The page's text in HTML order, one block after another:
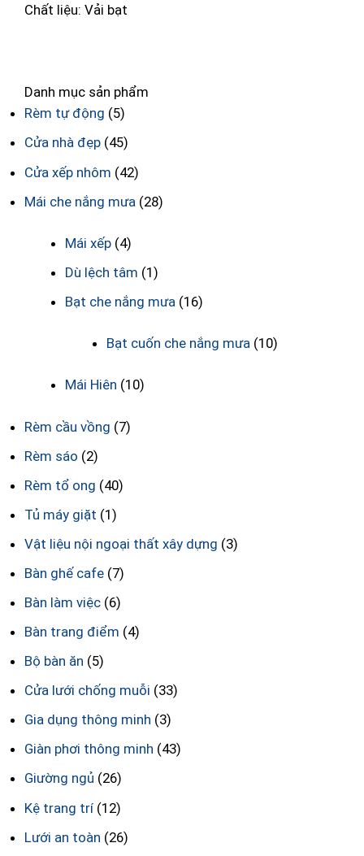
Chất liệu: Vải bạt
Danh mục sản phẩm
Rèm tự động (5)
Cửa nhà đẹp (45)
Cửa xếp nhôm (42)
Mái che nắng mưa (28)
Mái xếp (4)
Dù lệch tâm (1)
Bạt che nắng mưa (16)
Bạt cuốn che nắng mưa (10)
Mái Hiên (10)
Rèm cầu vồng (7)
Rèm sáo (2)
Rèm tổ ong (40)
Tủ máy giặt (1)
Vật liệu nội ngoại thất xây dựng (3)
Bàn ghế cafe (7)
Bàn làm việc (6)
Bàn trang điểm (4)
Bộ bàn ăn (5)
Cửa lưới chống muỗi (33)
Gia dụng thông minh (3)
Giàn phơi thông minh (43)
Giường ngủ (26)
Kệ trang trí (12)
Lưới an toàn (26)